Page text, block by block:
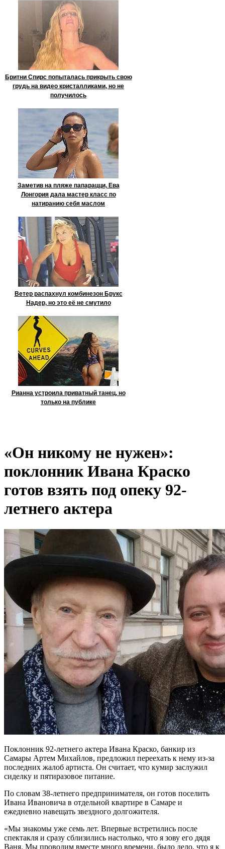
Бритни Спирс попыталась прикрыть свою
грудь на видео кристалликами, но не
получилось
Заметив на пляже папарацци, Ева
Лонгория дала мастер класс по
натиранию себя маслом
Ветер распахнул комбинезон Брукс
Надер, но это её не смутило
Рианна устроила приватный танец, но
только на публике
«Он никому не нужен»:
поклонник Ивана Краско
готов взять под опеку 92-
летнего актера
Поклонник 92-летнего актера Ивана Краско, банкир из
Самары Артем Михайлов, предложил переехать к нему из-за
последних жалоб артиста. Он считает, что кумир заслужил
сиделку и пятиразовое питание.
По словам 38-летнего предпринимателя, он готов поселить
Ивана Ивановича в отдельной квартире в Самаре и
ежедневно навещать звездного долгожителя.
«Мы знакомы уже семь лет. Впервые встретились после
спектакля и сразу сблизились настолько, что я зову его дядя
Ваня. Мы проводим вместе много времени, было дело, что я к